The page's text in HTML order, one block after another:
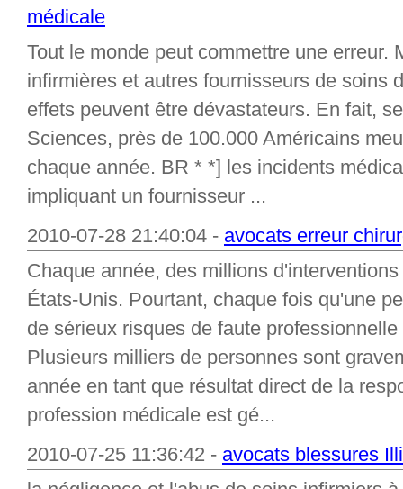
médicale
Tout le monde peut commettre une erreur.
infirmières et autres fournisseurs de soins
effets peuvent être dévastateurs. En fait,
Sciences, près de 100.000 Américains
chaque année. BR * *] les incidents
impliquant un fournisseur ...
2010-07-28 21:40:04 - avocats erreur
Chaque année, des millions
États-Unis. Pourtant, chaque fois qu'une
de sérieux risques de faute
Plusieurs milliers de personnes sont
année en tant que résultat direct de la
profession médicale est gé...
2010-07-25 11:36:42 - avocats blessures